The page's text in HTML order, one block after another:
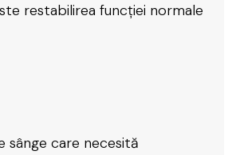
restabilirea funcției normale
sânge care necesită